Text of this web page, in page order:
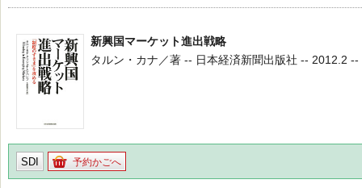
新興国マーケット進出戦略
タルン・カナ／著 -- 日本経済新聞出版社 -- 2012.2
SDI 予約かごへ